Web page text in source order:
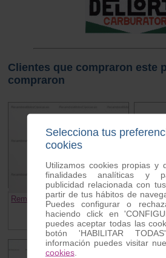
Clientes que compraron este
compraron
Remache embellecedor cerradura
Vespa
0.25 €
Selecciona tus
cookies
Utilizamos cookies propias y
finalidades analíticas y
publicidad relacionada con
partir de tus hábitos de
Puedes configurar o
haciendo click en
puedes aceptar todas las
botón 'HABILITAR
información puedes visitar
cookies.